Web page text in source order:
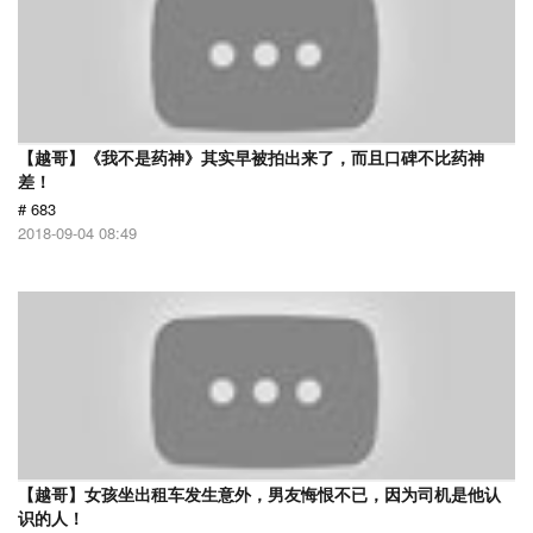
【越哥】《我不是药神》其实早被拍出来了，而且口碑不比药神
差！
# 683
2018-09-04 08:49
【越哥】女孩坐出租车发生意外，男友悔恨不已，因为司机是他认
识的人！